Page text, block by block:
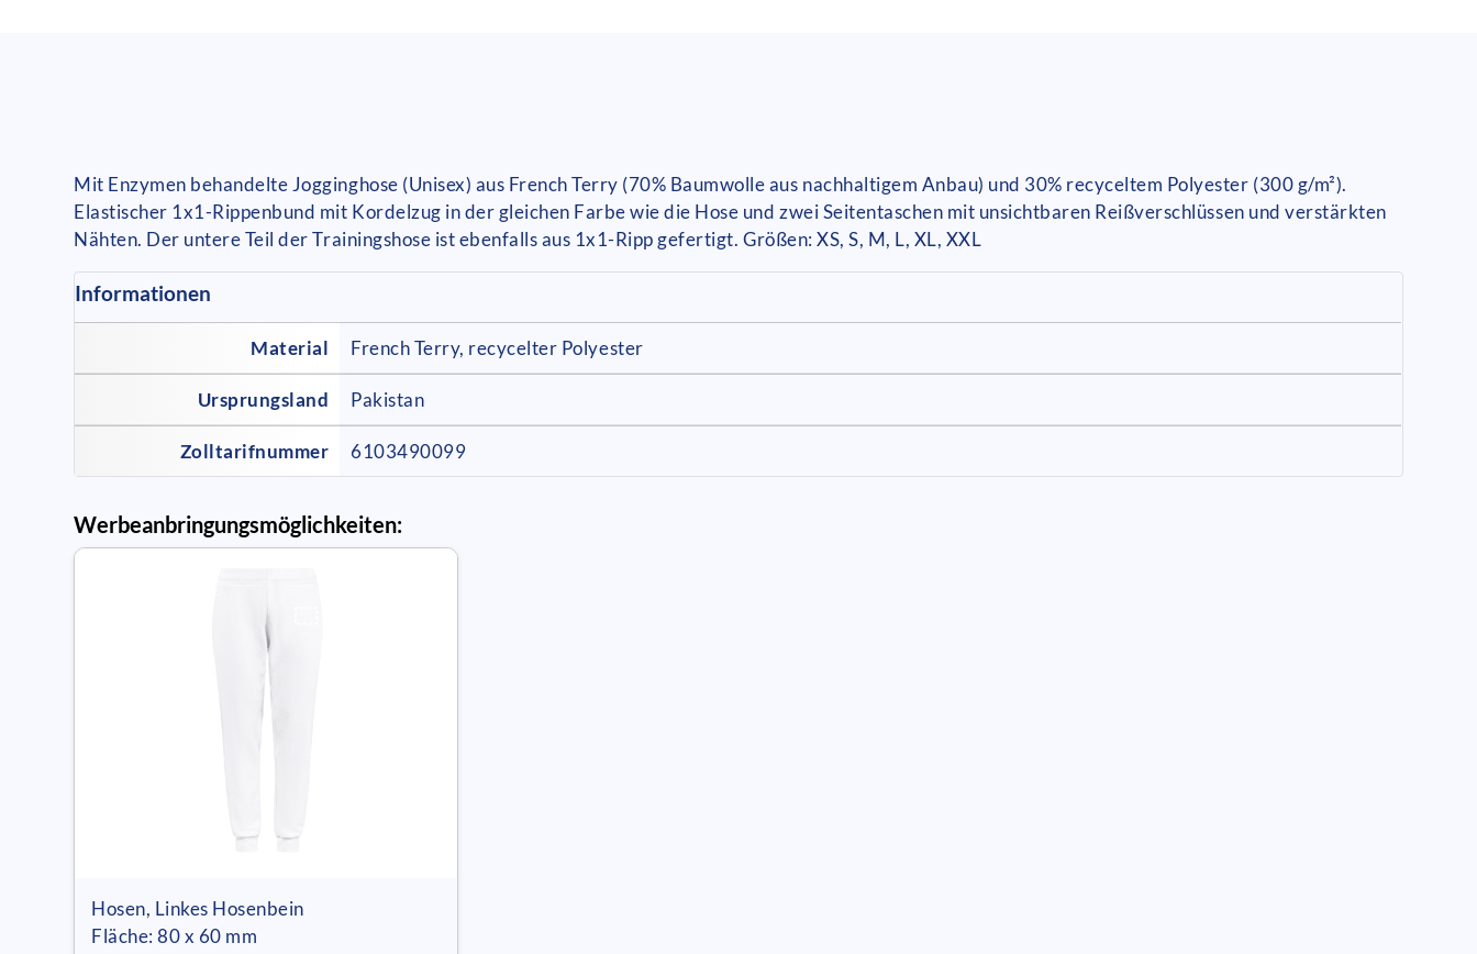
Mit Enzymen behandelte Jogginghose (Unisex) aus French Terry (70% Baumwolle aus nachhaltigem Anbau) und 30% recyceltem Polyester (300 g/m²).
Elastischer 1x1-Rippenbund mit Kordelzug in der gleichen Farbe wie die Hose und zwei Seitentaschen mit unsichtbaren Reißverschlüssen und verstärkten
Nähten. Der untere Teil der Trainingshose ist ebenfalls aus 1x1-Ripp gefertigt. Größen: XS, S, M, L, XL, XXL
Informationen
Material French Terry, recycelter Polyester
Ursprungsland Pakistan
Zolltarifnummer 6103490099
Werbeanbringungsmöglichkeiten:
Hosen, Linkes Hosenbein
Fläche: 80 x 60 mm